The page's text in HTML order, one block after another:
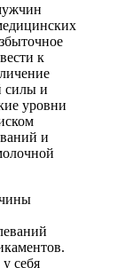
к
силы и
уровни
и
себя